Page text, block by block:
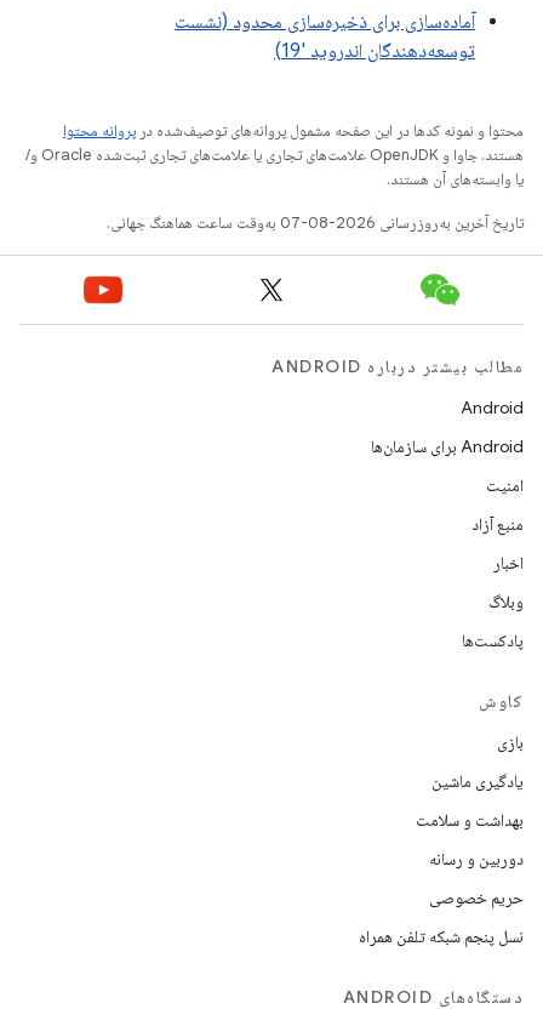
آماده‌سازی برای ذخیره‌سازی محدود (نشست
توسعه‌دهندگان اندروید '19)
محتوا و نمونه کدها در این صفحه مشمول پروانه‌های توصیف‌شده در پروانه محتوا
هستند. جاوا و OpenJDK علامت‌های تجاری یا علامت‌های تجاری ثبت‌شده Oracle و/
یا وابسته‌های آن هستند.
تاریخ آخرین به‌روزرسانی 2026-08-07 به‌وقت ساعت هماهنگ جهانی.
مطالب بیشتر درباره ANDROID
Android
Android برای سازمان‌ها
امنیت
منبع آزاد
اخبار
وبلاگ
پادکست‌ها
کاوش
بازی
یادگیری ماشین
بهداشت و سلامت
دوربین و رسانه
حریم خصوصی
نسل پنجم شبکه تلفن همراه
دستگاه‌های ANDROID